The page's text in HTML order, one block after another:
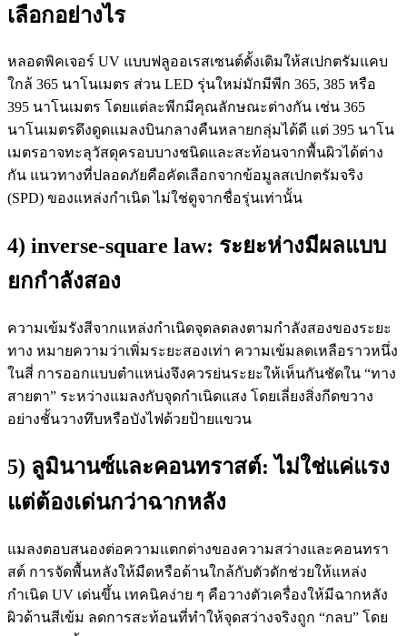
เลือกอย่างไร
หลอดพิคเจอร์ UV แบบฟลูออเรสเซนต์ดั้งเดิมให้สเปกตรัมแคบ
ใกล้ 365 นาโนเมตร ส่วน LED รุ่นใหม่มักมีพีก 365, 385 หรือ
395 นาโนเมตร โดยแต่ละพีกมีคุณลักษณะต่างกัน เช่น 365
นาโนเมตรดึงดูดแมลงบินกลางคืนหลายกลุ่มได้ดี แต่ 395 นาโน
เมตรอาจทะลุวัสดุครอบบางชนิดและสะท้อนจากพื้นผิวได้ต่าง
กัน แนวทางที่ปลอดภัยคือคัดเลือกจากข้อมูลสเปกตรัมจริง
(SPD) ของแหล่งกำเนิด ไม่ใช่ดูจากชื่อรุ่นเท่านั้น
4) inverse-square law: ระยะห่างมีผลแบบ
ยกกำลังสอง
ความเข้มรังสีจากแหล่งกำเนิดจุดลดลงตามกำลังสองของระยะ
ทาง หมายความว่าเพิ่มระยะสองเท่า ความเข้มลดเหลือราวหนึ่ง
ในสี่ การออกแบบตำแหน่งจึงควรย่นระยะให้เห็นกันชัดใน “ทาง
สายตา” ระหว่างแมลงกับจุดกำเนิดแสง โดยเลี่ยงสิ่งกีดขวาง
อย่างชั้นวางทึบหรือบังไฟด้วยป้ายแขวน
5) ลูมินานซ์และคอนทราสต์: ไม่ใช่แค่แรง
แต่ต้องเด่นกว่าฉากหลัง
แมลงตอบสนองต่อความแตกต่างของความสว่างและคอนทรา
สต์ การจัดพื้นหลังให้มืดหรือด้านใกล้กับตัวดักช่วยให้แหล่ง
กำเนิด UV เด่นขึ้น เทคนิคง่าย ๆ คือวางตัวเครื่องให้มีฉากหลัง
ผิวด้านสีเข้ม ลดการสะท้อนที่ทำให้จุดสว่างจริงถูก “กลบ” โดย